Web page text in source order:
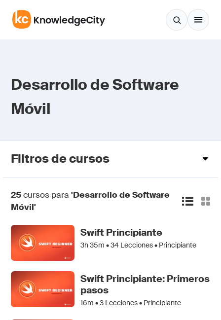
Desarrollo de Software
Móvil
Filtros de cursos
25cursos para 'Desarrollo de Software
Móvil'
Swift Principiante
3h 35m •34 Lecciones • Principiante
Swift Principiante: Primeros
pasos
16m •3 Lecciones • Principiante